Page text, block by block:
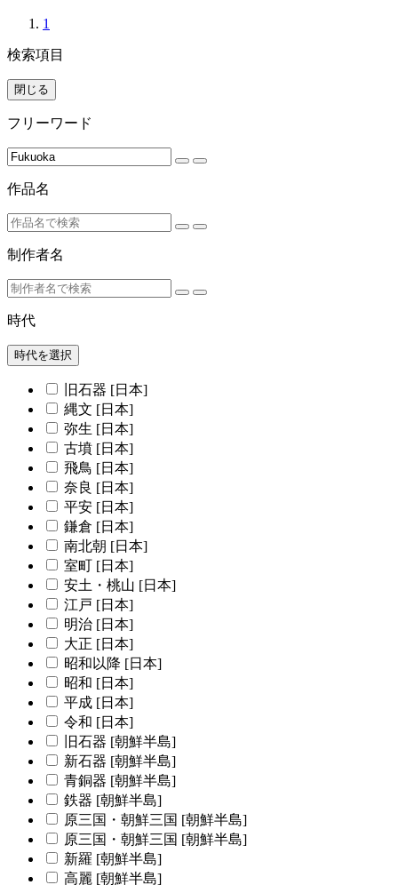
1
検索項目
閉じる
フリーワード
作品名
制作者名
時代
時代を選択
旧石器 [日本]
縄文 [日本]
弥生 [日本]
古墳 [日本]
飛鳥 [日本]
奈良 [日本]
平安 [日本]
鎌倉 [日本]
南北朝 [日本]
室町 [日本]
安土・桃山 [日本]
江戸 [日本]
明治 [日本]
大正 [日本]
昭和以降 [日本]
昭和 [日本]
平成 [日本]
令和 [日本]
旧石器 [朝鮮半島]
新石器 [朝鮮半島]
青銅器 [朝鮮半島]
鉄器 [朝鮮半島]
原三国・朝鮮三国 [朝鮮半島]
原三国・朝鮮三国 [朝鮮半島]
新羅 [朝鮮半島]
高麗 [朝鮮半島]